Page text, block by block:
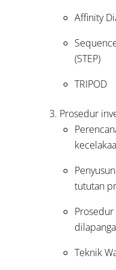
Affinity
(STEP)
TRIPOD
Prosedur
tututan
Teknik